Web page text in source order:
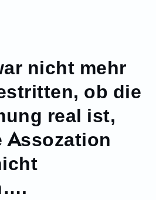
nicht mehr
ob die
real ist,
Assozation